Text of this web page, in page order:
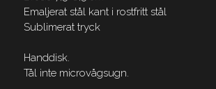
Emaljerat stål kant i rostfritt stål
Sublimerat tryck
Handdisk.
Tål inte microvågsugn.